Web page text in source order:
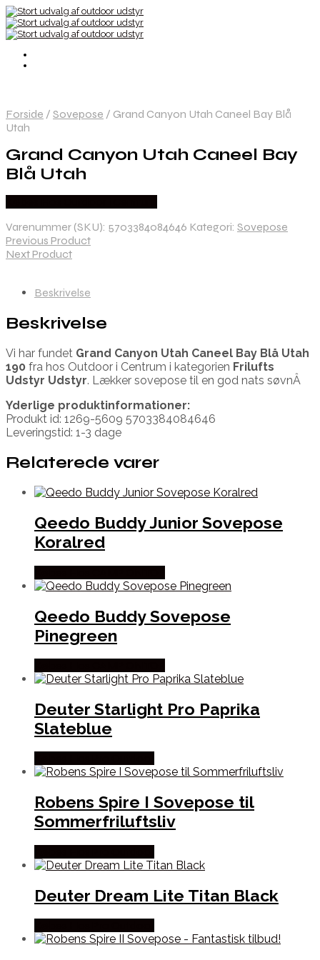
Forside / Sovepose / Grand Canyon Utah Caneel Bay Blå
Utah
Grand Canyon Utah Caneel Bay
Blå Utah
Varenummer (SKU): 5703384084646 Kategori: Sovepose
Previous Product
Next Product
Beskrivelse
Beskrivelse
Vi har fundet Grand Canyon Utah Caneel Bay Blå Utah
190 fra hos Outdoor i Centrum i kategorien Frilufts
Udstyr Udstyr. Lækker sovepose til en god nats søvnÂ
Yderlige produktinformationer:
Produkt id: 1269-5609 5703384084646
Leveringstid: 1-3 dage
Relaterede varer
Qeedo Buddy Junior Sovepose
Koralred
Qeedo Buddy Sovepose
Pinegreen
Deuter Starlight Pro Paprika
Slateblue
Robens Spire I Sovepose til
Sommerfriluftsliv
Deuter Dream Lite Titan Black